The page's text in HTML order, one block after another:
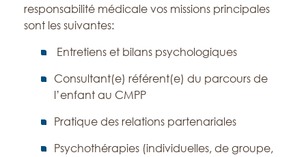
responsabilité médicale vos missions principales
sont les suivantes:
Entretiens et bilans psychologiques
Consultant(e) référent(e) du parcours de
l’enfant au CMPP
Pratique des relations partenariales
Psychothérapies (individuelles, de groupe,